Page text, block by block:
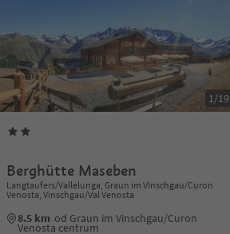
1/19
Berghütte Maseben
Langtaufers/Vallelunga, Graun im Vinschgau/Curon
Venosta, Vinschgau/Val Venosta
8.5 km od Graun im Vinschgau/Curon
Venosta centrum